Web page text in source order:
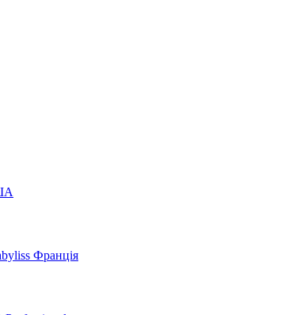
Франція